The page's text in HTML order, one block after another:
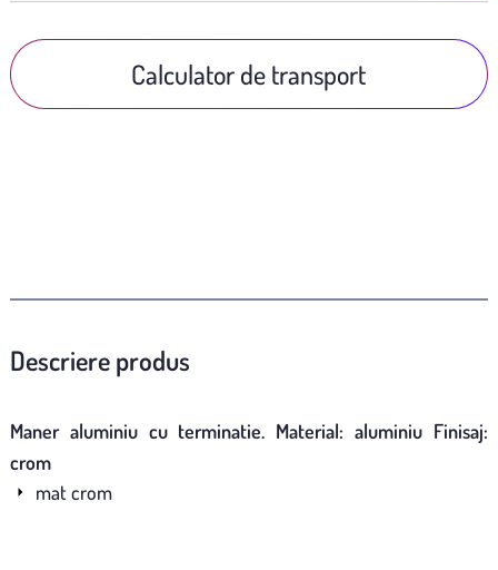
Calculator de transport
Descriere produs
Maner aluminiu cu terminatie. Material: aluminiu Finisaj:
crom
mat crom